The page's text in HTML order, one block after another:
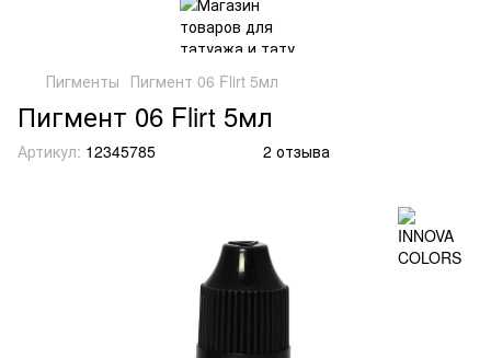
Пигменты Пигмент 06 Flirt 5мл
Пигмент 06 Flirt 5мл
Артикул: 12345785 2 отзыва